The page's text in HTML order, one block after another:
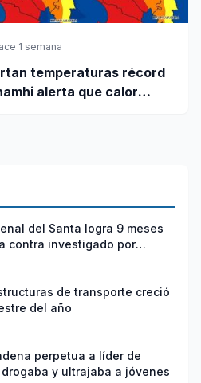
1 semana
temperaturas récord
alerta que calor
del Santa logra 9 meses
contra investigado por
de feminicidio
de transporte creció
del año
perpetua a líder de
y ultrajaba a jóvenes